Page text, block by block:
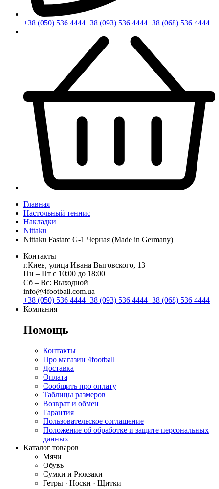
+38 (050) 536 4444+38 (093) 536 4444+38 (068) 536 4444
Главная
Настольный теннис
Накладки
Nittaku
Nittaku Fastarc G-1 Черная (Made in Germany)
Контакты
г.Киев, улица Ивана Выговского, 13
Пн ‒ Пт с 10:00 до 18:00
Сб ‒ Вс: Выходной
info@4football.com.ua
+38 (050) 536 4444+38 (093) 536 4444+38 (068) 536 4444
Компания
Помощь
Контакты
Про магазин 4football
Доставка
Оплата
Сообщить про оплату
Таблицы размеров
Возврат и обмен
Гарантия
Пользовательское соглашение
Положение об обработке и защите персональных
данных
Каталог товаров
Мячи
Обувь
Сумки и Рюкзаки
Гетры · Носки · Щитки